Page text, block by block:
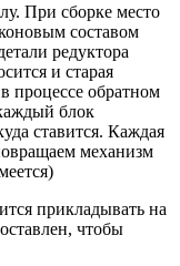
При сборке место
составом
редуктора
и старая
процессе обратном
блок
ставится. Каждая
механизм
прикладывать на
чтобы